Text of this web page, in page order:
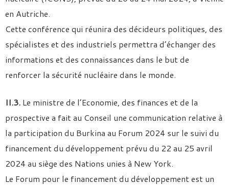
en Autriche.
Cette conférence qui réunira des décideurs politiques, des
spécialistes et des industriels permettra d’échanger des
informations et des connaissances dans le but de
renforcer la sécurité nucléaire dans le monde.
II.3. Le ministre de l’Economie, des finances et de la
prospective a fait au Conseil une communication relative à
la participation du Burkina au Forum 2024 sur le suivi du
financement du développement prévu du 22 au 25 avril
2024 au siège des Nations unies à New York.
Le Forum pour le financement du développement est un